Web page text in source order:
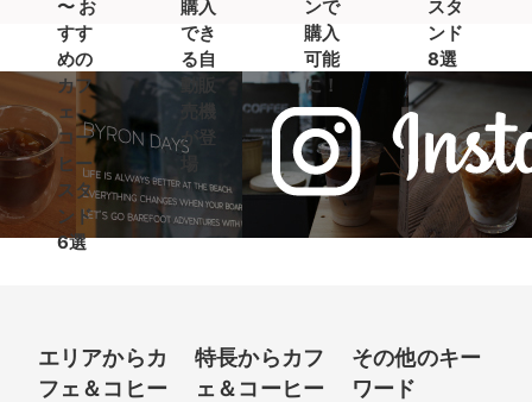
〜 お
すす
めの
カフ
ェ・
コー
ヒー
スタ
ンド
6選
購入
でき
る自
動販
売機
が登
ンで
購入
可能
に！
スタ
ンド
8選
エリアからカ
フェ＆コヒー
特長からカフ
ェ＆コーヒー
その他のキー
ワード